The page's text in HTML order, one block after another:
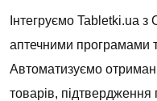
Інтегруємо Tabletki.ua
аптечними програмами
Автоматизуємо
товарів,